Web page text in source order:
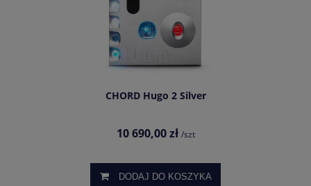
CHORD Hugo 2 Silver
10 690,00 zł /szt
DODAJ DO KOSZYKA